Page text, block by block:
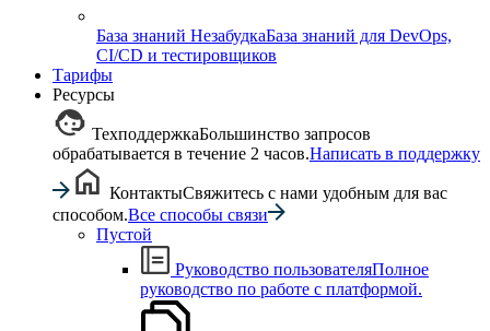
База знаний НезабудкаБаза знаний для DevOps,
CI/CD и тестировщиков
Тарифы
Ресурсы
ТехподдержкаБольшинство запросов
обрабатывается в течение 2 часов.Написать в поддержку
КонтактыСвяжитесь с нами удобным для вас
способом.Все способы связи
Пустой
Руководство пользователяПолное
руководство по работе с платформой.